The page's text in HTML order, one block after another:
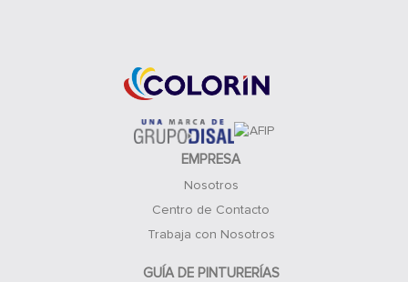
EMPRESA
Nosotros
Centro de Contacto
Trabaja con Nosotros
GUÍA DE PINTURERÍAS